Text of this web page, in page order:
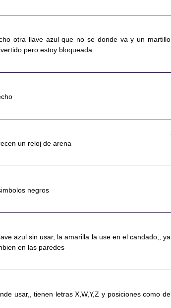
otra llave azul que no se donde va y un martillo
pero estoy bloqueada
un reloj de arena
negros
azul sin usar, la amarilla la use en el candado,, ya
en las paredes
usar,, tienen letras X,W,Y,Z y posiciones como de